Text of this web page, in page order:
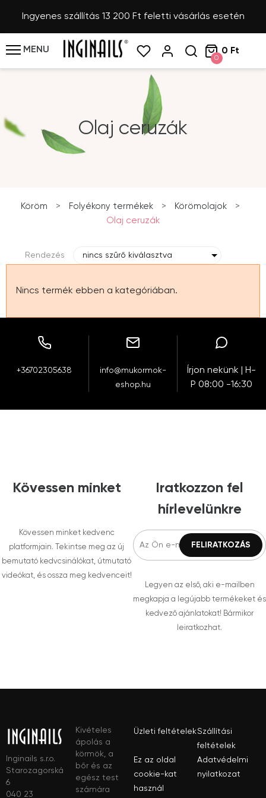
Ingyenes szállítás 13 200 Ft feletti vásárlás esetén
MENU
0
0 Ft
Olaj ceruzák
Köröm > Folyékony termékek > Körömolajok
>
Olaj ceruzák
Rendezés nincs szűrő kiválasztva
Nincs termék ebben a kategóriában.
+36702305638
info@mukormok-
eshop.hu
Írjon nekünk | H-
P 08:00 -16:30
Kövessen minket
Kövessen minket kedvenc
platformjain. Tekintse meg az új
bemutató kedvcsinálókat, útmutató
videókat, és ossza meg kedvenceit!
Iratkozzon fel
hírlevelünkre
Legyen az első, aki e-mailben
megkapja a legújabb termékeket és
kedvező ajánlatokat! Bármikor
leiratkozhat.
Inginails s.r.o.
Starozagorská
6
040 23
Kivételes
ápolás a
körmök, a
bőr és az
egész test
számára
Üzleti feltételekSzállítási
feltételek
Ez az oldal
cookie-kat
használ
Adatvédelmi
nyilatkozat